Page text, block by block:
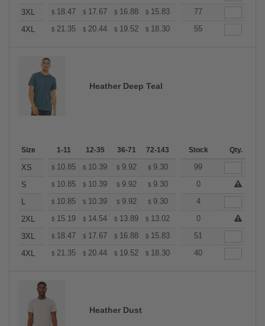
3XL
$ 18.47 $ 17.67 $ 16.88 $ 15.83 15.04
77
4XL
$ 21.35 $ 20.44 $ 19.52 $ 18.30 17.38
55
Heather Deep Teal
Size 1-11 12-35 36-71 72-143 144-287 288 + More
Stock Qty.
XS $ 10.85 $ 10.39 $ 9.92 $ 9.30 8.83
99
S
$ 10.85 $ 10.39 $ 9.92 $ 9.30 8.83
0
L
$ 10.85 $ 10.39 $ 9.92 $ 9.30 8.83
4
2XL
$ 15.19 $ 14.54 $ 13.89 $ 13.02 12.37
0
3XL
$ 18.47 $ 17.67 $ 16.88 $ 15.83 15.04
51
4XL
$ 21.35 $ 20.44 $ 19.52 $ 18.30 17.38
40
Heather Dust